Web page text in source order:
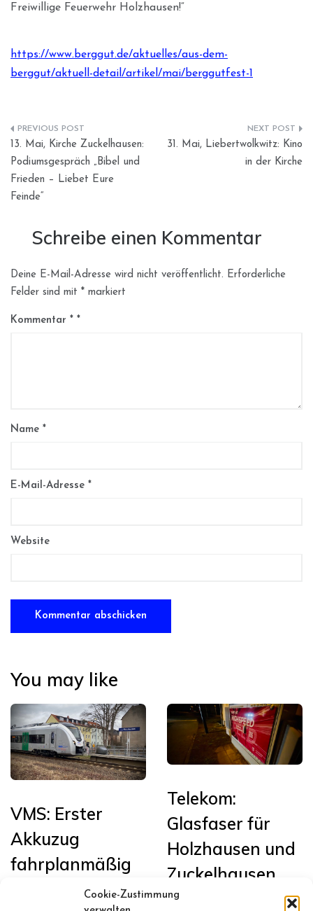
Cookie-Zustimmung
Freiwillige Feuerwehr Holzhausen!“
https://www.berggut.de/aktuelles/aus-dem-
berggut/aktuell-detail/artikel/mai/berggutfest-1
Beitragsnavigation
13. Mai, Kirche Zuckelhausen:
Podiumsgespräch „Bibel und
Frieden – Liebet Eure
Feinde“
31. Mai, Liebertwolkwitz: Kino
in der Kirche
Schreibe einen Kommentar
Deine E-Mail-Adresse wird nicht veröffentlicht. Erforderliche
Felder sind mit * markiert
Kommentar *
Name *
E-Mail-Adresse *
Website
You may like
VMS: Erster
Akkuzug
fahrplanmäßig
in Sachsen auf
Telekom:
Glasfaser für
Holzhausen und
Zuckelhausen